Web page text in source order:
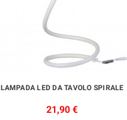
LAMPADA LED DA TAVOLO SPIRALE
21,90 €